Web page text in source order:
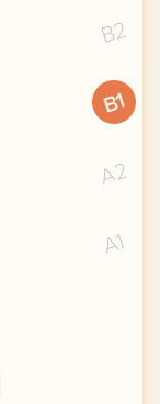
B2
B1
A2
A1